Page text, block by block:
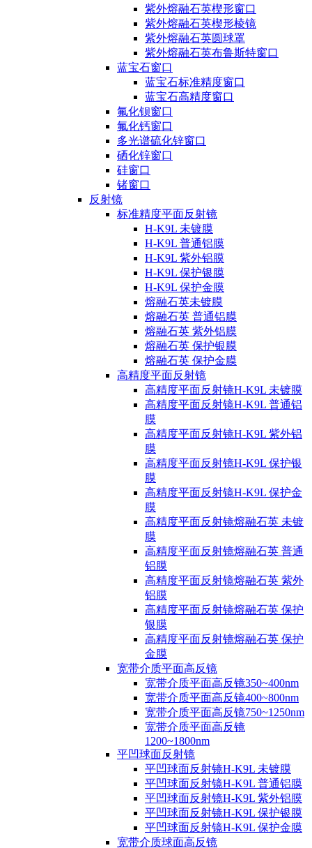
紫外熔融石英楔形窗口
紫外熔融石英楔形棱镜
紫外熔融石英圆球罩
紫外熔融石英布鲁斯特窗口
蓝宝石窗口
蓝宝石标准精度窗口
蓝宝石高精度窗口
氟化钡窗口
氟化钙窗口
多光谱硫化锌窗口
硒化锌窗口
硅窗口
锗窗口
反射镜
标准精度平面反射镜
H-K9L 未镀膜
H-K9L 普通铝膜
H-K9L 紫外铝膜
H-K9L 保护银膜
H-K9L 保护金膜
熔融石英未镀膜
熔融石英 普通铝膜
熔融石英 紫外铝膜
熔融石英 保护银膜
熔融石英 保护金膜
高精度平面反射镜
高精度平面反射镜H-K9L 未镀膜
高精度平面反射镜H-K9L 普通铝
膜
高精度平面反射镜H-K9L 紫外铝
膜
高精度平面反射镜H-K9L 保护银
膜
高精度平面反射镜H-K9L 保护金
膜
高精度平面反射镜熔融石英 未镀
膜
高精度平面反射镜熔融石英 普通
铝膜
高精度平面反射镜熔融石英 紫外
铝膜
高精度平面反射镜熔融石英 保护
银膜
高精度平面反射镜熔融石英 保护
金膜
宽带介质平面高反镜
宽带介质平面高反镜350~400nm
宽带介质平面高反镜400~800nm
宽带介质平面高反镜750~1250nm
宽带介质平面高反镜
1200~1800nm
平凹球面反射镜
平凹球面反射镜H-K9L 未镀膜
平凹球面反射镜H-K9L 普通铝膜
平凹球面反射镜H-K9L 紫外铝膜
平凹球面反射镜H-K9L 保护银膜
平凹球面反射镜H-K9L 保护金膜
宽带介质球面高反镜